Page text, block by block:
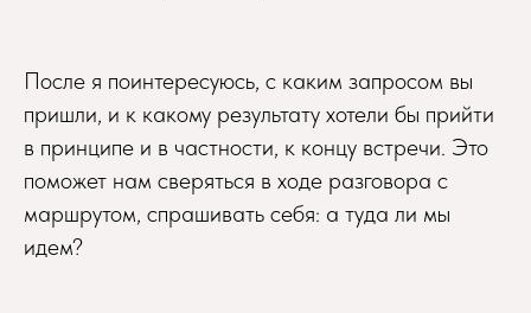
После я поинтересуюсь, с каким запросом вы
пришли, и к какому результату хотели бы прийти
в принципе и в частности, к концу встречи. Это
поможет нам сверяться в ходе разговора с
маршрутом, спрашивать себя: а туда ли мы
идем?